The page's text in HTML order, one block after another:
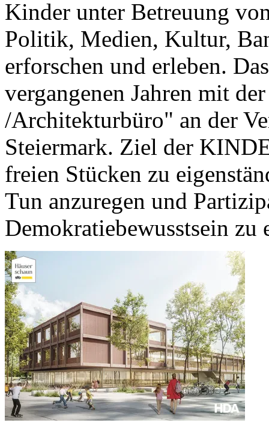
Kinder unter Betreuung
Politik, Medien, Kultur,
erforschen und erleben.
vergangenen Jahren mit
/Architekturbüro" an der
Steiermark. Ziel der
freien Stücken zu
Tun anzuregen und
Demokratiebewusstsein zu